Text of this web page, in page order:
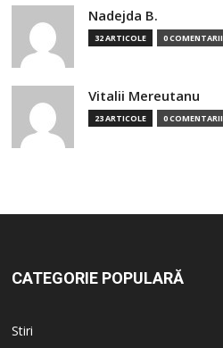
Nadejda B.
32 ARTICOLE 0 COMENTARII
Vitalii Mereutanu
23 ARTICOLE 0 COMENTARII
CATEGORIE POPULARĂ
Stiri